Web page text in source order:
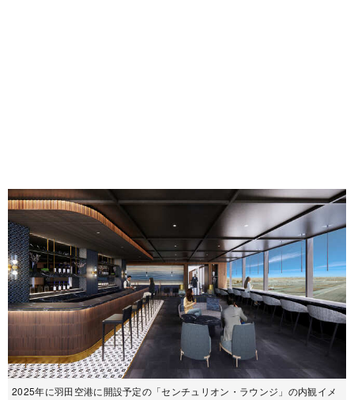
2025年に羽田空港に開設予定の「センチュリオン・ラウンジ」の内観イメ